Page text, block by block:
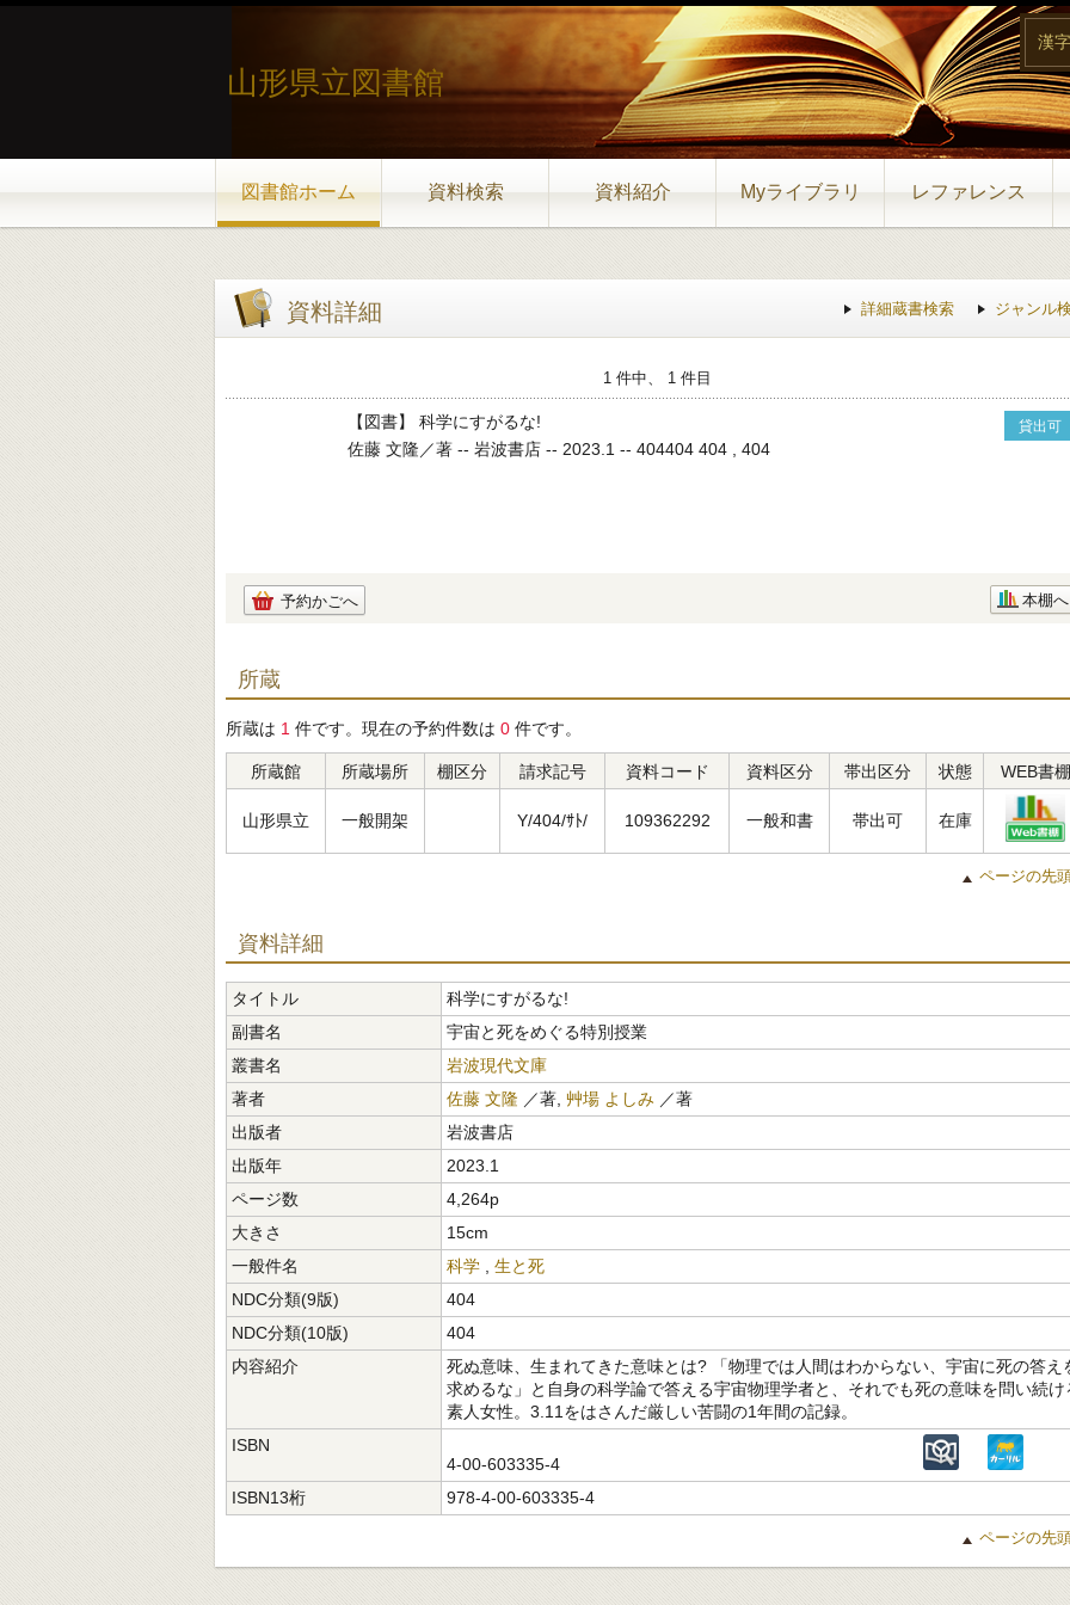
山形県立図書館
図書館ホーム 資料検索 資料紹介 Myライブラリ レファレンス
漢字
資料詳細 詳細蔵書検索 ジャンル
1 件中、 1 件目
【図書】 科学にすがるな! 貸出可
佐藤 文隆／著 -- 岩波書店 -- 2023.1 -- 404404 404 , 404
予約かごへ 本棚へ
所蔵
所蔵は 1 件です。現在の予約件数は 0 件です。
所蔵館 所蔵場所 棚区分 請求記号 資料コード 資料区分 帯出区分 状態 WEB書棚
山形県立 一般開架 Y/404/ｻﾄ/ 109362292 一般和書 帯出可 在庫
ページの先
資料詳細
タイトル
科学にすがるな!
副書名
宇宙と死をめぐる特別授業
叢書名
岩波現代文庫
著者
佐藤 文隆 ／著, 艸場 よしみ ／著
出版者
岩波書店
出版年
2023.1
ページ数
4,264p
大きさ
15cm
一般件名
科学
生と死
NDC分類(9版)
404
NDC分類(10版)
404
内容紹介
死ぬ意味、生まれてきた意味とは? 「物理では人間はわからない、宇宙に死の答え
求めるな」と自身の科学論で答える宇宙物理学者と、それでも死の意味を問い続け
素人女性。3.11をはさんだ厳しい苦闘の1年間の記録。
ISBN
4-00-603335-4
ISBN13桁
978-4-00-603335-4
ページの先